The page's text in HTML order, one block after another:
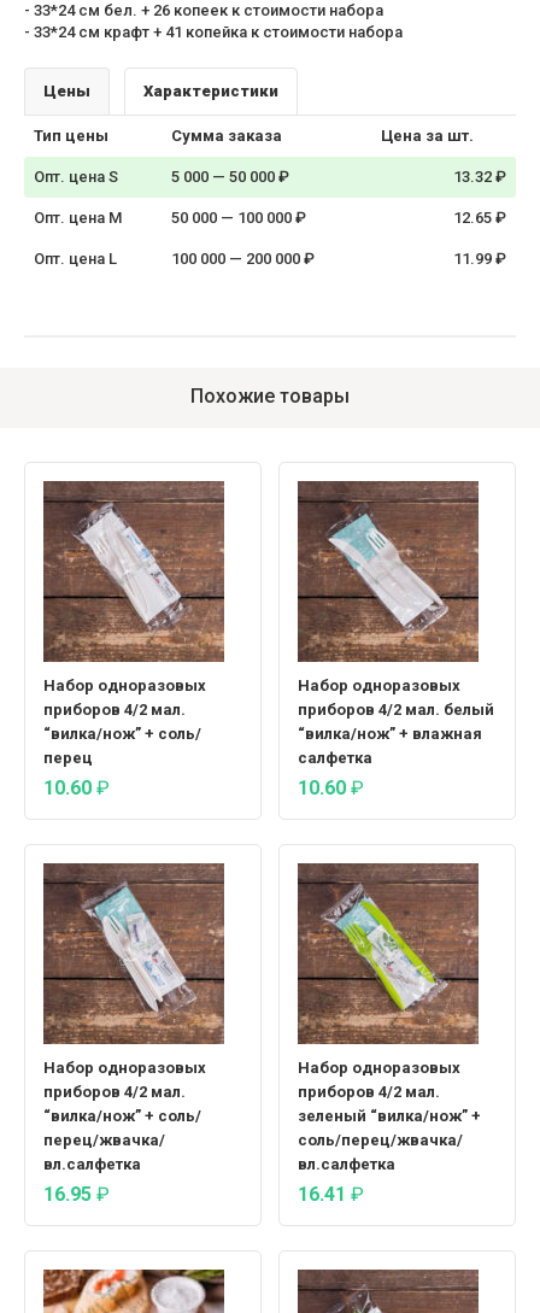
- 33*24 см бел. + 26 копеек к стоимости набора
- 33*24 см крафт + 41 копейка к стоимости набора
Цены Характеристики
Тип цены Сумма заказа Цена за шт.
Опт. цена S 5 000 — 50 000 ₽ 13.32 ₽
Опт. цена M 50 000 — 100 000 ₽ 12.65 ₽
Опт. цена L 100 000 — 200 000 ₽ 11.99 ₽
Похожие товары
Набор одноразовых
приборов 4/2 мал.
“вилка/нож” + соль/
перец
10.60 ₽
Набор одноразовых
приборов 4/2 мал. белый
“вилка/нож” + влажная
салфетка
10.60 ₽
Набор одноразовых
приборов 4/2 мал.
“вилка/нож” + соль/
перец/жвачка/
вл.салфетка
16.95 ₽
Набор одноразовых
приборов 4/2 мал.
зеленый “вилка/нож” +
соль/перец/жвачка/
вл.салфетка
16.41 ₽